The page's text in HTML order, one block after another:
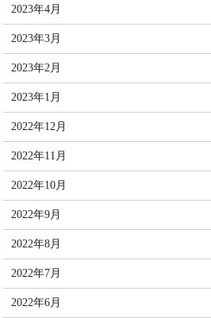
2023年4月
2023年3月
2023年2月
2023年1月
2022年12月
2022年11月
2022年10月
2022年9月
2022年8月
2022年7月
2022年6月